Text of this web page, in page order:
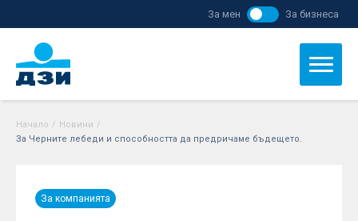
За мен За бизнеса
Начало / Новини /
За Черните лебеди и способността да предричаме бъдещето.
За компанията